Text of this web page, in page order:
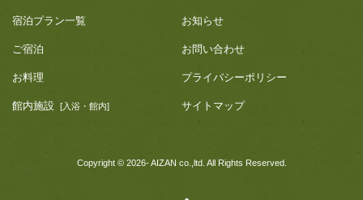
宿泊プラン一覧
ご宿泊
お料理
館内施設 [入浴・館内]
お知らせ
お問い合わせ
プライバシーポリシー
サイトマップ
Copyright © 2026- AIZAN co.,ltd. All Rights Reserved.